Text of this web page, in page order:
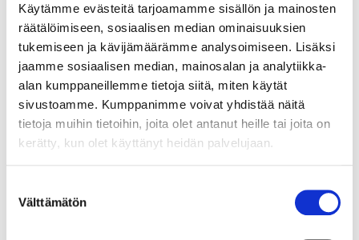
Käytämme evästeitä tarjoamamme sisällön ja mainosten
räätälöimiseen, sosiaalisen median ominaisuuksien
tukemiseen ja kävijämäärämme analysoimiseen. Lisäksi
jaamme sosiaalisen median, mainosalan ja analytiikka-
alan kumppaneillemme tietoja siitä, miten käytät
sivustoamme. Kumppanimme voivat yhdistää näitä
tietoja muihin tietoihin, joita olet antanut heille tai joita on
kerätty, kun olet käyttänyt heidän palvelujaan.
valinta
Välttämätön
Kyllä
Voisi kestää pidempäänkin
En osaa sanoa
Valitse sinulle sopivin vaihtoehto *
Verryttelyaika 10 min - esittelystä starttiin 5 min
Jokin muu, vastaa halutessasi seuraavassa